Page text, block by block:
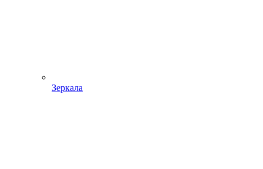
Зеркала